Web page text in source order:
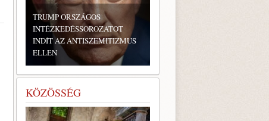
TRUMP ORSZÁGOS
INTÉZKEDÉSSOROZATOT
INDÍT AZ ANTISZEMITIZMUS
ELLEN
KÖZÖSSÉG